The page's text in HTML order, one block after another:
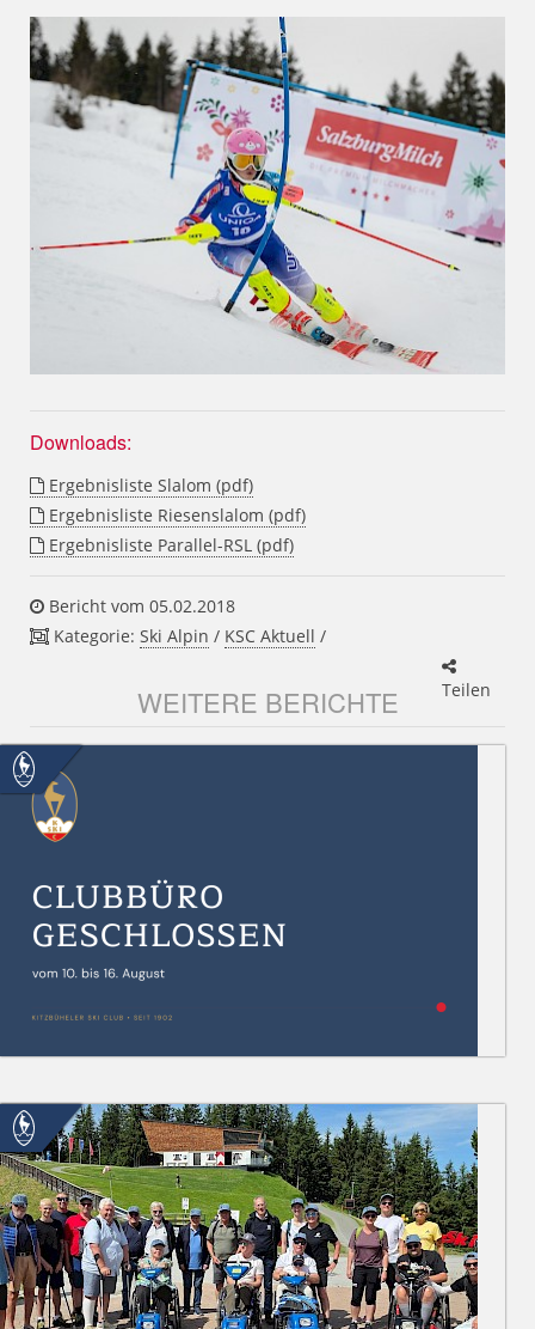
Downloads:
Ergebnisliste Slalom (pdf)
Ergebnisliste Riesenslalom (pdf)
Ergebnisliste Parallel-RSL (pdf)
Bericht vom 05.02.2018
Kategorie: Ski Alpin / KSC Aktuell /
Teilen
WEITERE BERICHTE